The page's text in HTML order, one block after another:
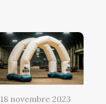
18 novembre 2023